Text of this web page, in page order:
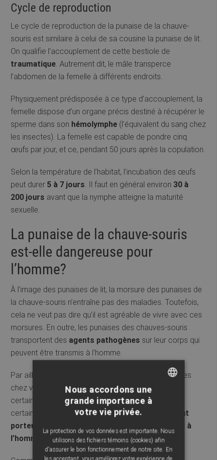
Cycle de reproduction
Le cycle de reproduction de la punaise de la chauve-
souris est similaire à celui de sa cousine la punaise de lit.
On qualifie l’accouplement de cette bestiole de
traumatique . Autrement dit, le mâle transperce
l’abdomen de la femelle à différents endroits.
Physiquement prédisposée à ce type d’accouplement, la
femelle dispose d’un organe précis destiné à récupérer le
sperme dans son hémolymphe (l’équivalent du sang chez
les insectes). La femelle est capable de pondre cinq
œufs par jour, et ce, pendant 50 jours après la copulation.
Selon la température de l’habitat, l’incubation des œufs
peut durer5 à 7 jours . Il faut en général environ30 à
200 jours avant que la nymphe atteigne la maturité
sexuelle.
La punaise de la chauve-souris
est-elle dangereuse pour
l’homme?
À l’image des punaises de lit, la morsure des punaises de
la chauve-souris n’entraîne pas des maladies. Toutefois,
cela ne veut pas dire qu’il est agréable de vivre avec ces
morsures. En outre, les punaises des chauves-souris
transportent des agents pathogènes sur leur corps qui
peuvent être transmis à l’homme.
Par ailleurs, si vous vous retrouvez avec ces insectes
chez vous, c’est que les chauves-souris ne sont
certainement pas loin. Vous devrez alors prendre
certaines dispositions, carles chauves-souris sont
porteuses de plusieurs maladies transmissibles à
l’homme
FRENCH
Nous accordons une
grande importance à
votre vie privée.
La protection de vos données est importante. Nous
utilisons des fichiers témoins (cookies) afin
d'assurer le bon fonctionnement de notre site. En
les acceptant, vous améliorez votre expérience de